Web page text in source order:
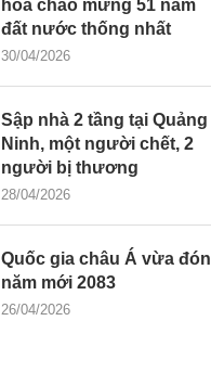
hoa chào mừng 51 năm
đất nước thống nhất
30/04/2026
Sập nhà 2 tầng tại Quảng
Ninh, một người chết, 2
người bị thương
28/04/2026
Quốc gia châu Á vừa đón
năm mới 2083
26/04/2026